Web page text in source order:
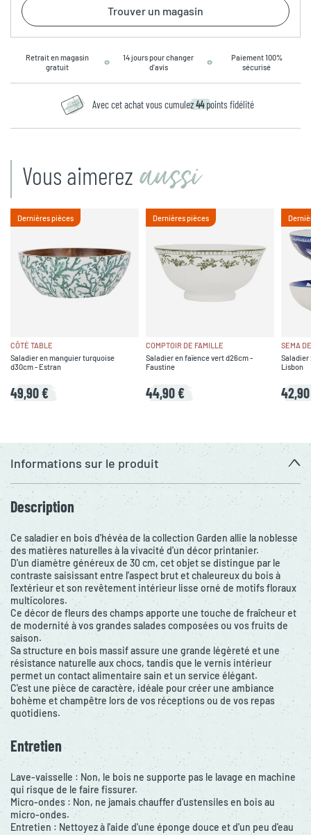
Trouver un magasin
Retrait en magasin
gratuit
14 jours pour changer
d’avis
Paiement 100%
sécurisé
Avec cet achat vous cumulez44 points fidélité
Vous aimerez aussi
Dernières pièces
CÔTÉ TABLE
Saladier en manguier turquoise
d30cm - Estran
49,90 €
Dernières pièces
COMPTOIR DE FAMILLE
Saladier en faïence vert d26cm -
Faustine
44,90 €
SEMA
Saladier
Lisbon
Informations sur le produit
Description
Ce saladier en bois d'hévéa de la collection Garden allie la noblesse
des matières naturelles à la vivacité d'un décor printanier.
D'un diamètre généreux de 30 cm, cet objet se distingue par le
contraste saisissant entre l'aspect brut et chaleureux du bois à
l'extérieur et son revêtement intérieur lisse orné de motifs floraux
multicolores.
Ce décor de fleurs des champs apporte une touche de fraîcheur et
de modernité à vos grandes salades composées ou vos fruits de
saison.
Sa structure en bois massif assure une grande légèreté et une
résistance naturelle aux chocs, tandis que le vernis intérieur
permet un contact alimentaire sain et un service élégant.
C'est une pièce de caractère, idéale pour créer une ambiance
bohème et champêtre lors de vos réceptions ou de vos repas
quotidiens.
Entretien
Lave-vaisselle : Non, le bois ne supporte pas le lavage en machine
qui risque de le faire fissurer.
Micro-ondes : Non, ne jamais chauffer d'ustensiles en bois au
micro-ondes.
Entretien : Nettoyez à l'aide d'une éponge douce et d'un peu d'eau